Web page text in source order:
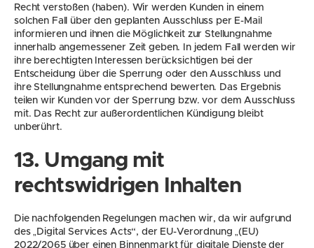
Recht verstoßen (haben). Wir werden Kunden in einem
solchen Fall über den geplanten Ausschluss per E-Mail
informieren und ihnen die Möglichkeit zur Stellungnahme
innerhalb angemessener Zeit geben. In jedem Fall werden wir
ihre berechtigten Interessen berücksichtigen bei der
Entscheidung über die Sperrung oder den Ausschluss und
ihre Stellungnahme entsprechend bewerten. Das Ergebnis
teilen wir Kunden vor der Sperrung bzw. vor dem Ausschluss
mit. Das Recht zur außerordentlichen Kündigung bleibt
unberührt.
13. Umgang mit
rechtswidrigen Inhalten
Die nachfolgenden Regelungen machen wir, da wir aufgrund
des „Digital Services Acts“, der EU-Verordnung „(EU)
2022/2065 über einen Binnenmarkt für digitale Dienste der